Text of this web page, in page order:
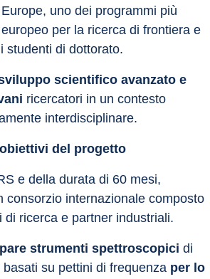
uno dei programmi più
per la ricerca di frontiera e
studenti di dottorato.
scientifico avanzato e
ricercatori in un contesto
interdisciplinare.
del progetto
e della durata di 60 mesi,
consorzio internazionale composto
di ricerca e partner industriali.
strumenti spettroscopici di
su pettini di frequenza per lo